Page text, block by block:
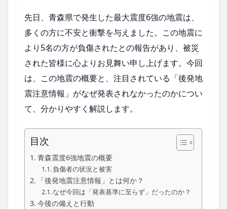
先日、青森県で発生した最大震度6強の地震は、
多くの方に不安と衝撃を与えました。この地震に
より5名の方が負傷されたとの報告があり、被災
された皆様に心よりお見舞い申し上げます。今回
は、この地震の概要と、注目されている「後発地
震注意情報」がなぜ発表されなかったのかについ
て、分かりやすく解説します。
目次
青森震度6強地震の概要
負傷者の状況と被害
「後発地震注意情報」とは何か？
なぜ今回は「発表基準に至らず」だったのか？
今後の備えと行動